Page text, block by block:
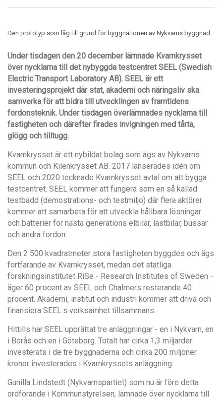
Den prototyp som låg till grund för byggnationen av Nykvarns byggnad.
Under tisdagen den 20 december lämnade Kvarnkrysset
över nycklarna till det nybyggda testcentret SEEL (Swedish
Electric Transport Laboratory AB). SEEL är ett
investeringsprojekt där stat, akademi och näringsliv ska
samverka för att bidra till utvecklingen av framtidens
fordonsteknik. Under tisdagen överlämnades nycklarna till
fastigheten och därefter firades invigningen med tårta,
glögg och tilltugg.
Kvarnkrysset är ett nybildat bolag som ägs av Nykvarns
kommun och Kilenkrysset AB. 2017 lanserades idén om
SEEL och 2020 tecknade Kvarnkrysset avtal om att bygga
testcentret. SEEL kommer att fungera som en så kallad
testbädd (demostrations- och testmiljö) där flera aktörer
kommer att samarbeta för att utveckla hållbara lösningar
och batterier för nästa generations elbilar, lastbilar, bussar
och andra fordon.
Den 2 500 kvadratmeter stora fastigheten byggdes och ägs
fortfarande av Kvarnkrysset, medan det statliga
forskningsinstitutet RiSe - Research Institutes of Sweden -
äger 60 procent av SEEL och Chalmers resterande 40
procent. Akademi, institut och industri kommer att driva och
finansiera SEEL:s verksamhet tillsammans.
Hittills har SEEL upprättat tre anläggningar - en i Nykvarn, en
i Borås och en i Göteborg. Totalt har cirka 1,3 miljarder
investerats i de tre byggnaderna och cirka 200 miljoner
kronor investerades i Kvarnkryssets anläggning.
Gunilla Lindstedt (Nykvarnspartiet) som nu är före detta
ordförande i Kommunstyrelsen, lämnade över nycklarna till